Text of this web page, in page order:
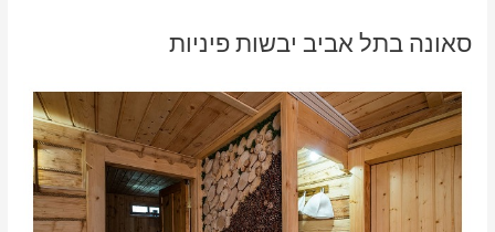
סאונה בתל אביב יבשות פיניות